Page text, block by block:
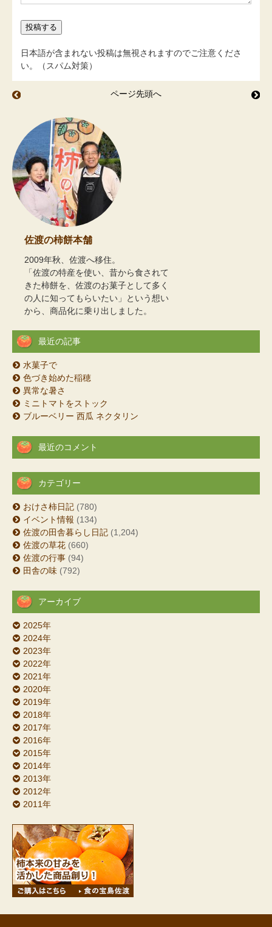
日本語が含まれない投稿は無視されますのでご注意くださ
い。（スパム対策）
ページ先頭へ
佐渡の柿餅本舗
2009年秋、佐渡へ移住。
「佐渡の特産を使い、昔から食されて
きた柿餅を、佐渡のお菓子として多く
の人に知ってもらいたい」という想い
から、商品化に乗り出しました。
最近の記事
水菓子で
色づき始めた稲穂
異常な暑さ
ミニトマトをストック
ブルーベリー 西瓜 ネクタリン
最近のコメント
カテゴリー
おけさ柿日記 (780)
イベント情報 (134)
佐渡の田舎暮らし日記 (1,204)
佐渡の草花 (660)
佐渡の行事 (94)
田舎の味 (792)
アーカイブ
2025年
2024年
2023年
2022年
2021年
2020年
2019年
2018年
2017年
2016年
2015年
2014年
2013年
2012年
2011年